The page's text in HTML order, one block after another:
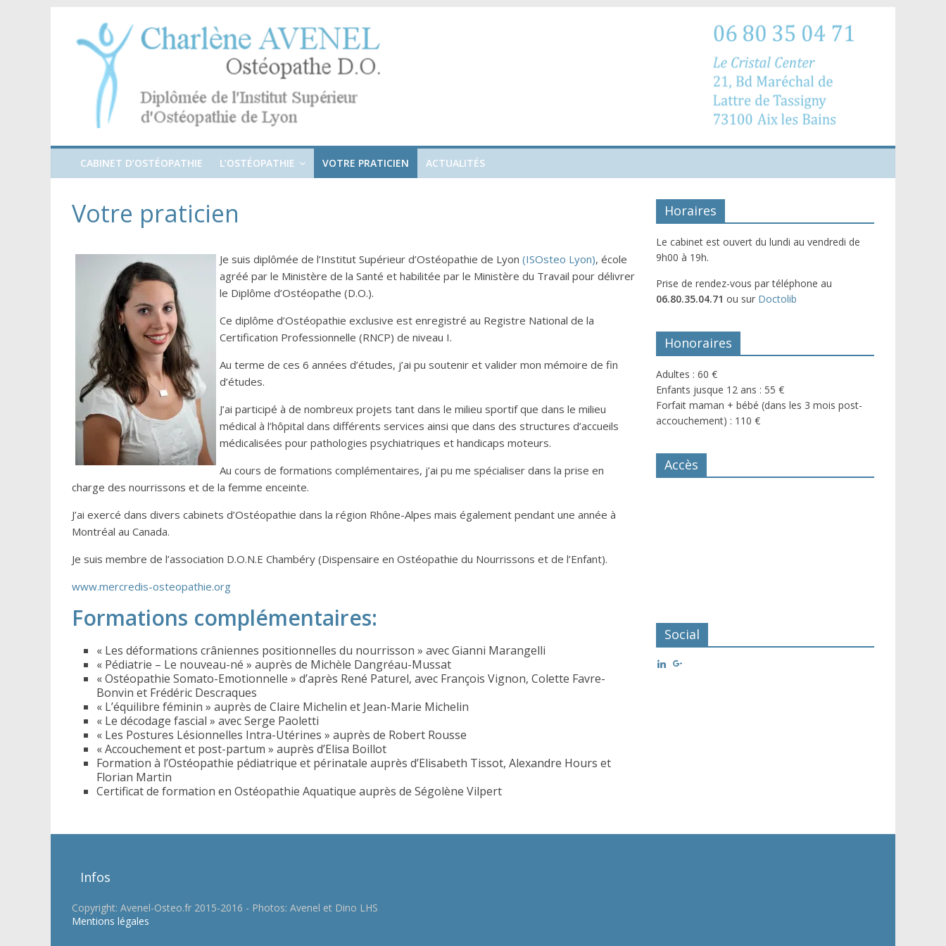
CABINET D’OSTÉOPATHIE L’OSTÉOPATHIE VOTRE PRATICIEN ACTUALITÉS
Votre praticien
Je suis diplômée de l’Institut Supérieur d’Ostéopathie de Lyon (ISOsteo Lyon), école
agréé par le Ministère de la Santé et habilitée par le Ministère du Travail pour délivrer
le Diplôme d’Ostéopathe (D.O.).
Ce diplôme d’Ostéopathie exclusive est enregistré au Registre National de la
Certification Professionnelle (RNCP) de niveau I.
Au terme de ces 6 années d’études, j’ai pu soutenir et valider mon mémoire de fin
d’études.
J’ai participé à de nombreux projets tant dans le milieu sportif que dans le milieu
médical à l’hôpital dans différents services ainsi que dans des structures d’accueils
médicalisées pour pathologies psychiatriques et handicaps moteurs.
Au cours de formations complémentaires, j’ai pu me spécialiser dans la prise en
charge des nourrissons et de la femme enceinte.
J’ai exercé dans divers cabinets d’Ostéopathie dans la région Rhône-Alpes mais également pendant une année à
Montréal au Canada.
Je suis membre de l’association D.O.N.E Chambéry (Dispensaire en Ostéopathie du Nourrissons et de l’Enfant).
www.mercredis-osteopathie.org
Formations complémentaires:
« Les déformations crâniennes positionnelles du nourrisson » avec Gianni Marangelli
« Pédiatrie – Le nouveau-né » auprès de Michèle Dangréau-Mussat
« Ostéopathie Somato-Emotionnelle » d’après René Paturel, avec François Vignon, Colette Favre-
Bonvin et Frédéric Descraques
« L’équilibre féminin » auprès de Claire Michelin et Jean-Marie Michelin
« Le décodage fascial » avec Serge Paoletti
« Les Postures Lésionnelles Intra-Utérines » auprès de Robert Rousse
« Accouchement et post-partum » auprès d’Elisa Boillot
Formation à l’Ostéopathie pédiatrique et périnatale auprès d’Elisabeth Tissot, Alexandre Hours et
Florian Martin
Certificat de formation en Ostéopathie Aquatique auprès de Ségolène Vilpert
Horaires
Le cabinet est ouvert du lundi au vendredi de
9h00 à 19h.
Prise de rendez-vous par téléphone au
06.80.35.04.71 ou sur Doctolib
Honoraires
Adultes : 60 €
Enfants jusque 12 ans : 55 €
Forfait maman + bébé (dans les 3 mois post-
accouchement) : 110 €
Accès
Social
Infos
Copyright: Avenel-Osteo.fr 2015-2016 - Photos: Avenel et Dino LHS
Mentions légales